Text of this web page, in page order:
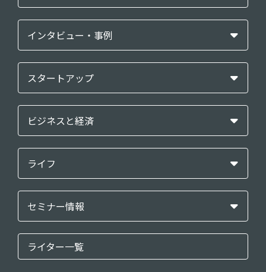
インタビュー・事例
スタートアップ
ビジネスと経済
ライフ
セミナー情報
ライター一覧